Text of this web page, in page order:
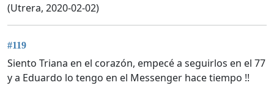
(Utrera, 2020-02-02)
#119
Siento Triana en el corazón, empecé a seguirlos en el 77
y a Eduardo lo tengo en el Messenger hace tiempo !!